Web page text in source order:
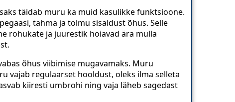
täidab muru ka muid kasulikke funktsioone.
tahma ja tolmu sisaldust õhus. Selle
rohukate ja juurestik hoiavad ära mulla
õhus viibimise mugavamaks. Muru
vajab regulaarset hooldust, oleks ilma selleta
kiiresti umbrohi ning vaja läheb sagedast